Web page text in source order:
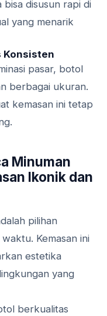
disusun rapi di
yang menarik
Konsisten
pasar, botol
berbagai ukuran.
kemasan ini tetap
Minuman
Ikonik dan
pilihan
Kemasan ini
estetika
yang
berkualitas